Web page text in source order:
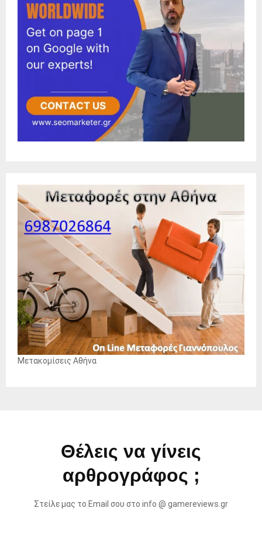
Μετακομίσεις Αθήνα
Θέλεις να γίνεις
αρθρογράφος ;
Στείλε μας το Email σου στο info @ gamereviews.gr